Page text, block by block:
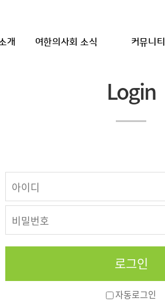
개 여한의사회 소식 커뮤니티
Login
자동로그인